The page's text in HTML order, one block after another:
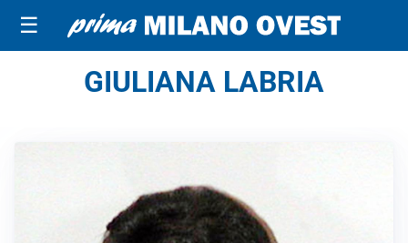
☰
GIULIANA LABRIA